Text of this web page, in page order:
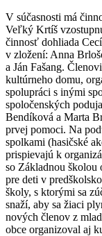
V súčasnosti má
Veľký Krtíš
činnosť dohliada
v zložení: Anna
a Ján Fašang.
kultúrneho domu,
spolupráci s inými
spoločenských
Bendíková a Marta
prvej pomoci. Na
spolkami (hasičské
prispievajú k
so Základnou školou
pre deti v
školy, s ktorými sa
snaží, aby sa žiaci
nových členov z
obce organizoval aj